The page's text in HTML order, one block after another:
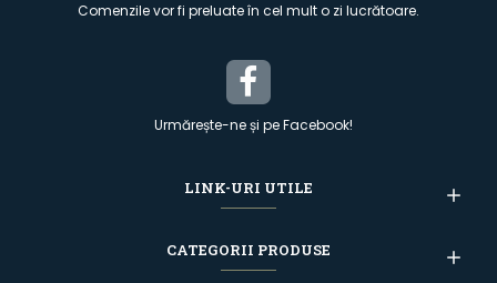
Comenzile vor fi preluate în cel mult o zi lucrătoare.
Urmărește-ne și pe Facebook!
LINK-URI UTILE
CATEGORII PRODUSE